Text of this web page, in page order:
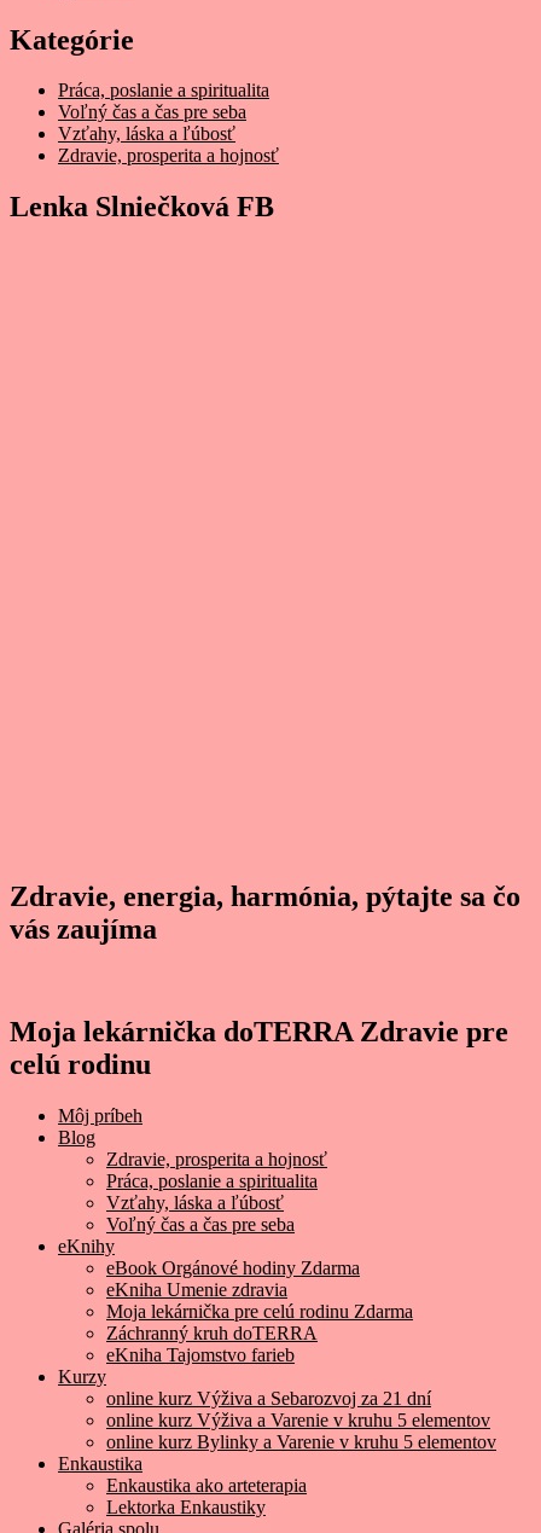
Kategórie
Práca, poslanie a spiritualita
Voľný čas a čas pre seba
Vzťahy, láska a ľúbosť
Zdravie, prosperita a hojnosť
Lenka Slniečková FB
Zdravie, energia, harmónia, pýtajte sa čo
vás zaujíma
Moja lekárnička doTERRA Zdravie pre
celú rodinu
Môj príbeh
Blog
Zdravie, prosperita a hojnosť
Práca, poslanie a spiritualita
Vzťahy, láska a ľúbosť
Voľný čas a čas pre seba
eKnihy
eBook Orgánové hodiny Zdarma
eKniha Umenie zdravia
Moja lekárnička pre celú rodinu Zdarma
Záchranný kruh doTERRA
eKniha Tajomstvo farieb
Kurzy
online kurz Výživa a Sebarozvoj za 21 dní
online kurz Výživa a Varenie v kruhu 5 elementov
online kurz Bylinky a Varenie v kruhu 5 elementov
Enkaustika
Enkaustika ako arteterapia
Lektorka Enkaustiky
Galéria spolu